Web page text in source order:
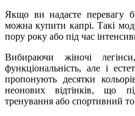
Якщо ви надаєте перевагу
можна купити капрі. Такі
пору року або під час
Вибираючи жіночі
функціональність, але і
пропонують десятки
неонових відтінків, що
тренування або спортивний